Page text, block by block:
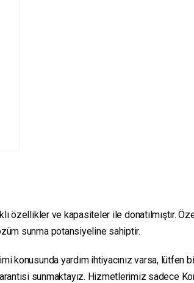
özellikler ve kapasiteler ile donatılmıştır.
sunma potansiyeline sahiptir.
konusunda yardım ihtiyacınız varsa, lütfen
sunmaktayız. Hizmetlerimiz sadece